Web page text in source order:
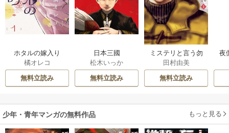
ホタルの嫁入り
橘オレコ
無料立読み
日本三國
松木いっか
無料立読み
ミステリと言う勿
れ
田村由美
無料立読み
夜
少年・青年マンガの無料作品 もっと見る